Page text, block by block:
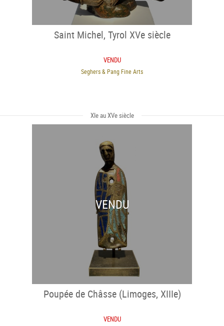
Saint Michel, Tyrol XVe siècle
VENDU
Seghers & Pang Fine Arts
XIe au XVe siècle
VENDU
Poupée de Châsse (Limoges, XIIIe)
VENDU